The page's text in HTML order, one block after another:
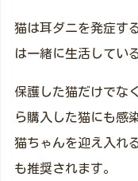
猫は耳ダニを発症す
は一緒に生活してい
保護した猫だけでな
ら購入した猫にも感
猫ちゃんを迎え入れ
も推奨されます。